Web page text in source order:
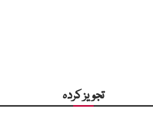
تجویز کردہ